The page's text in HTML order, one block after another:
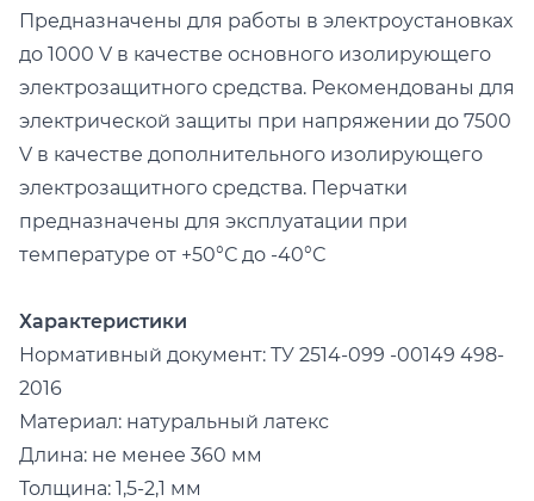
Предназначены для работы в электроустановках
до 1000 V в качестве основного изолирующего
электрозащитного средства. Рекомендованы для
электрической защиты при напряжении до 7500
V в качестве дополнительного изолирующего
электрозащитного средства. Перчатки
предназначены для эксплуатации при
температуре от +50°С до -40°С
Характеристики
Нормативный документ: ТУ 2514-099 -00149 498-
2016
Материал: натуральный латекс
Длина: не менее 360 мм
Толщина: 1,5-2,1 мм